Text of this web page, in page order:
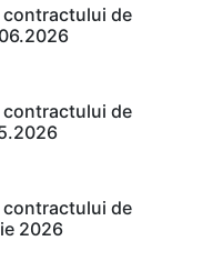
contractului de
contractului de
contractului de
2026